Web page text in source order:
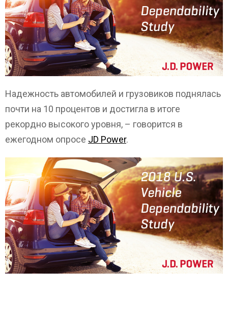
Надежность автомобилей и грузовиков поднялась
почти на 10 процентов и достигла в итоге
рекордно высокого уровня, – говорится в
ежегодном опросе JD Power.